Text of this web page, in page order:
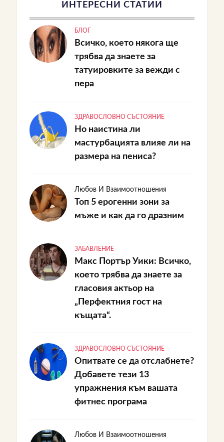
ИНТЕРЕСНИ СТАТИИ
БЛОГ
Всичко, което някога ще
трябва да знаете за
татуировките за вежди с
пера
ЗДРАВОСЛОВНО СЪСТОЯНИЕ
Но наистина ли
мастурбацията влияе ли на
размера на пениса?
Любов И Взаимоотношения
Топ 5 ерогенни зони за
мъже и как да го дразним
ЗАБАВЛЕНИЕ
Макс Портър Уики: Всичко,
което трябва да знаете за
гласовия актьор на
„Перфектния гост на
къщата“.
ЗДРАВОСЛОВНО СЪСТОЯНИЕ
Опитвате се да отслабнете?
Добавете тези 13
упражнения към вашата
фитнес програма
Любов И Взаимоотношения